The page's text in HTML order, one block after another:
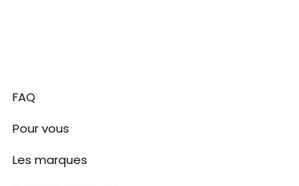
FAQ
Pour vous
Les marques